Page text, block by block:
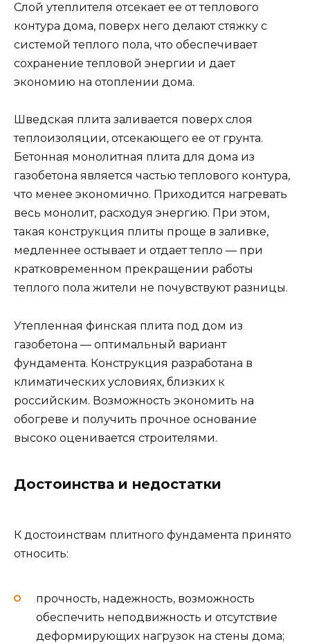
Слой утеплителя отсекает ее от теплового
контура дома, поверх него делают стяжку с
системой теплого пола, что обеспечивает
сохранение тепловой энергии и дает
экономию на отоплении дома.
Шведская плита заливается поверх слоя
теплоизоляции, отсекающего ее от грунта.
Бетонная монолитная плита для дома из
газобетона является частью теплового контура,
что менее экономично. Приходится нагревать
весь монолит, расходуя энергию. При этом,
такая конструкция плиты проще в заливке,
медленнее остывает и отдает тепло — при
кратковременном прекращении работы
теплого пола жители не почувствуют разницы.
Утепленная финская плита под дом из
газобетона — оптимальный вариант
фундамента. Конструкция разработана в
климатических условиях, близких к
российским. Возможность экономить на
обогреве и получить прочное основание
высоко оценивается строителями.
Достоинства и недостатки
К достоинствам плитного фундамента принято
относить:
прочность, надежность, возможность
обеспечить неподвижность и отсутствие
деформирующих нагрузок на стены дома;